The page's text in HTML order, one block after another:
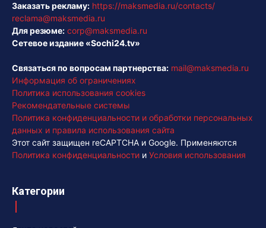
Заказать рекламу: https://maksmedia.ru/contacts/
reclama@maksmedia.ru
Для резюме: corp@maksmedia.ru
Сетевое издание «Sochi24.tv»
Связаться по вопросам партнерства: mail@maksmedia.ru
Информация об ограничениях
Политика использования cookies
Рекомендательные системы
Политика конфиденциальности и обработки персональных
данных и правила использования сайта
Этот сайт защищен reCAPTCHA и Google. Применяются
Политика конфиденциальности и Условия использования
Категории